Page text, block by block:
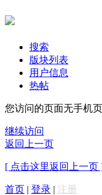
搜索
版块列表
用户信息
热帖
您访问的页面无手机
继续访问
返回上一页
[ 点击这里返回上一页
首页 | 登录 | 注册